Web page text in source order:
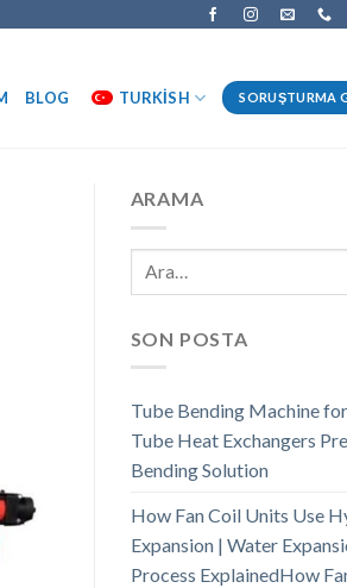
BLOG TURKISH SORUŞTURMA
ARAMA
SON POSTA
Tube Bending Machine
Tube Heat Exchangers
Bending Solution
How Fan Coil Units Use
Expansion | Water
Process ExplainedHow